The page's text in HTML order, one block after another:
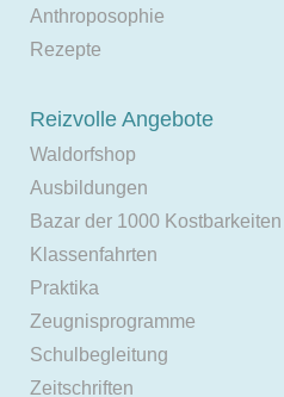
Anthroposophie
Rezepte
Reizvolle Angebote
Waldorfshop
Ausbildungen
Bazar der 1000 Kostbarkeiten
Klassenfahrten
Praktika
Zeugnisprogramme
Schulbegleitung
Zeitschriften